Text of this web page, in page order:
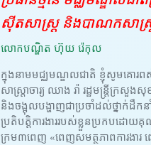
ស៊ីតសាស្ត្រ និងបាណកសាស្រ្
លោកបណ្ឌិត ហ៊ុយ រ៉េកុល
ក្នុងនាមមជ្ឈមណ្ឌលជាតិ ខ្ញុំសូមគោរព
សាស្ត្រាចារ្យ ឈាង រ៉ា រដ្ឋមន្ត្រីក្រ
និងចង្អុលបង្ហាញជាប្រចាំដល់ថ្នាក់ដឹក
ប្រតិបត្តិការងាររបស់ខ្លួនប្រកបដោយ
ក្រម៣ពេញ «ពេញសមត្ថភាពការងារ